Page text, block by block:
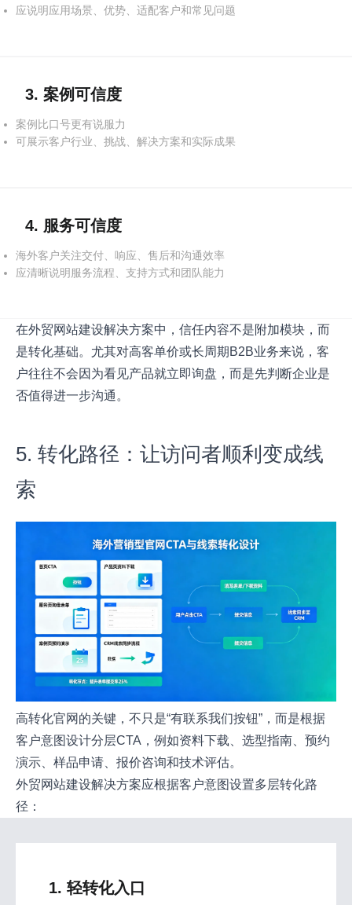
应说明应用场景、优势、适配客户和常见问题
3. 案例可信度
案例比口号更有说服力
可展示客户行业、挑战、解决方案和实际成果
4. 服务可信度
海外客户关注交付、响应、售后和沟通效率
应清晰说明服务流程、支持方式和团队能力
在外贸网站建设解决方案中，信任内容不是附加模块，而
是转化基础。尤其对高客单价或长周期B2B业务来说，客
户往往不会因为看见产品就立即询盘，而是先判断企业是
否值得进一步沟通。
5. 转化路径：让访问者顺利变成线
索
高转化官网的关键，不只是“有联系我们按钮”，而是根据
客户意图设计分层CTA，例如资料下载、选型指南、预约
演示、样品申请、报价咨询和技术评估。
外贸网站建设解决方案应根据客户意图设置多层转化路
径：
1. 轻转化入口